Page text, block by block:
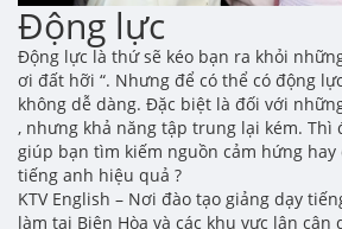
Động lực
Động lực là thứ sẽ kéo bạn ra khỏi
ơi đất hỡi “. Nhưng để có thể có động
không dễ dàng. Đặc biệt là đối với
, nhưng khả năng tập trung lại kém. Thì
giúp bạn tìm kiếm nguồn cảm hứng hay
tiếng anh hiệu quả ?
KTV English – Nơi đào tạo giảng dạy
làm tại Biên Hòa và các khu vực lân